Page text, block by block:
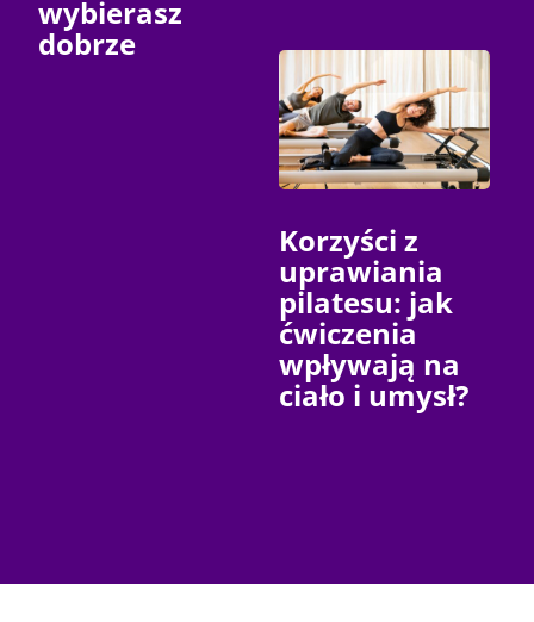
wybierasz
dobrze
Korzyści z
uprawiania
pilatesu: jak
ćwiczenia
wpływają na
ciało i umysł?